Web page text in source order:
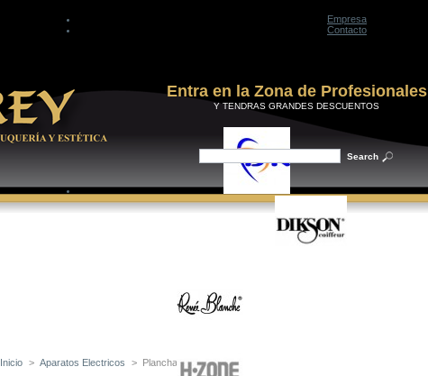
Empresa
Contacto
Entra en la Zona de Profesionales
Y TENDRAS GRANDES DESCUENTOS
Inicio > Aparatos Electricos > Planchas de Pelo